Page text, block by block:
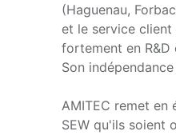
(Haguenau,
et le service
fortement en R&D
Son
AMITEC remet
SEW qu'ils soient